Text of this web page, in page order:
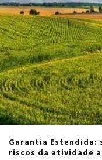
Garantia Estendida:
riscos da atividade